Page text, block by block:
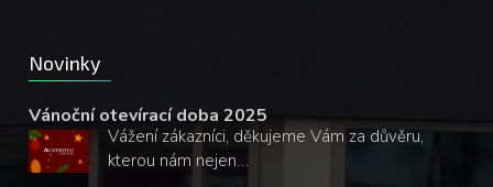
Novinky
Vánoční otevírací doba 2025
Vážení zákazníci, děkujeme Vám za důvěru,
kterou nám nejen…